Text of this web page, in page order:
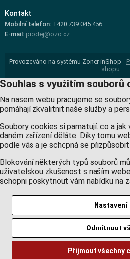
Kontakt
Mobilní telefon: +420 739 045 456
E-mail: prodej@ozo.cz
Provozováno na systému Zoner inShop -
shopu
Souhlas s využitím souborů
Na našem webu pracujeme se
pomáhají zkvalitnit naše služby a
Soubory cookies si pamatují, co a jak
daném zařízení děláte. Díky tomu
podle vás a je schopná se
Blokování některých typů souborů
uživatelskou zkušenost s naším
schopni poskytnout vám nabídku na
Nastavení
Odmítnout
Přijmout všechny